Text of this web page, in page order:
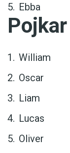
Ebba
Pojkar
William
Oscar
Liam
Lucas
Oliver